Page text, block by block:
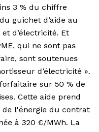
3 % du chiffre
guichet d’aide au
d’électricité. Et
qui ne sont pas
sont soutenues
d’électricité ».
sur 50 % de
Cette aide prend
l'énergie du contrat
à 320 €/MWh. La